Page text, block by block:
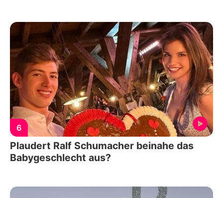
6
Plaudert Ralf Schumacher beinahe das
Babygeschlecht aus?